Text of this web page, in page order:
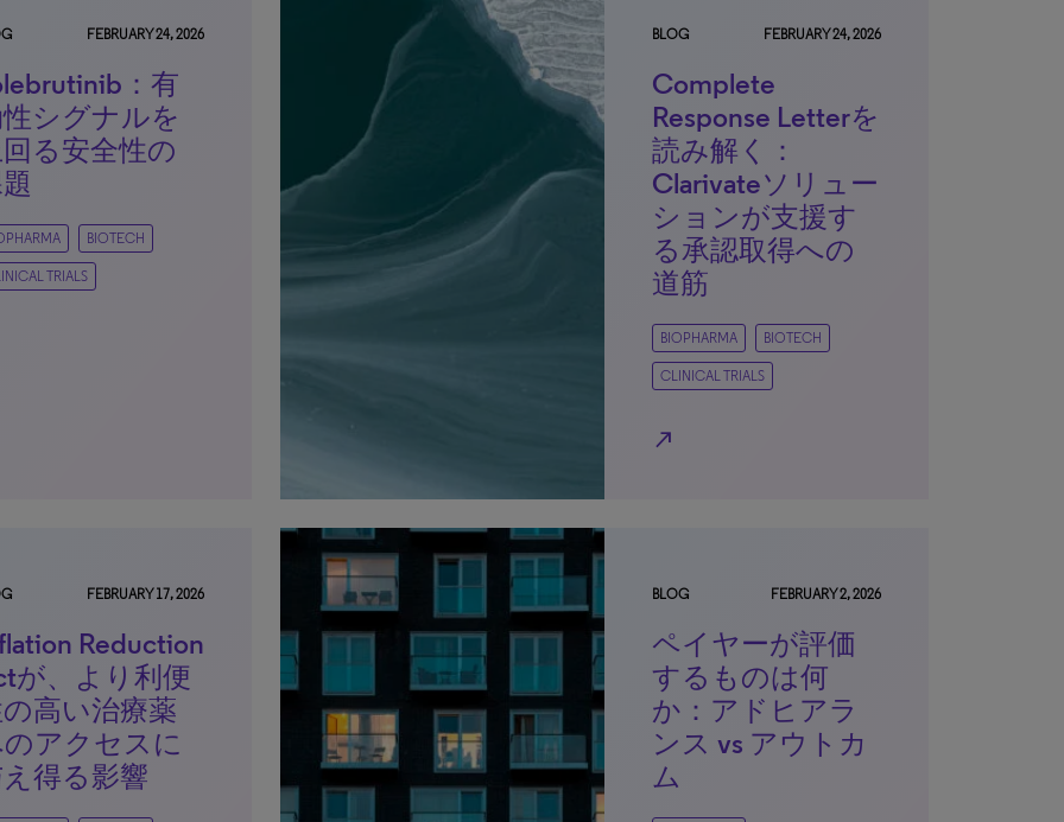
FEBRUARY 24, 2026
：有
シグナルを
る安全性の
BIOTECH
TRIALS
BLOG FEBRUARY 24, 2026
Complete
Response Letterを
読み解く：
Clarivateソリュー
ションが支援す
る承認取得への
道筋
BIOPHARMA BIOTECH
CLINICAL TRIALS
north_east
FEBRUARY 17, 2026
Reduction
が、より利便
高い治療薬
アクセスに
得る影響
BLOG FEBRUARY 2, 2026
ペイヤーが評価
するものは何
か：アドヒアラ
ンス vs アウトカ
ム